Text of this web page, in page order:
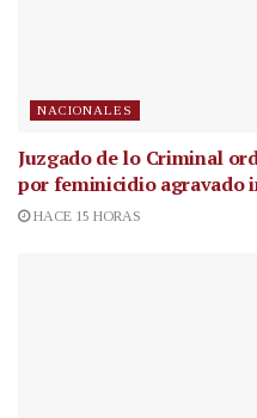
NACIONALES
Juzgado de lo Criminal
por feminicidio agravado
HACE 15 HORAS